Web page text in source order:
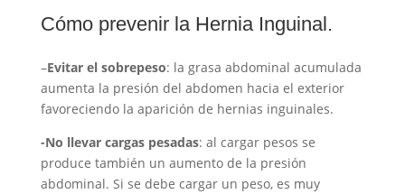
Cómo prevenir la Hernia Inguinal.
–Evitar el sobrepeso: la grasa abdominal acumulada
aumenta la presión del abdomen hacia el exterior
favoreciendo la aparición de hernias inguinales.
-No llevar cargas pesadas: al cargar pesos se
produce también un aumento de la presión
abdominal. Si se debe cargar un peso, es muy